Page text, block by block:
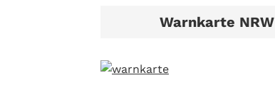
Warnkarte NRW